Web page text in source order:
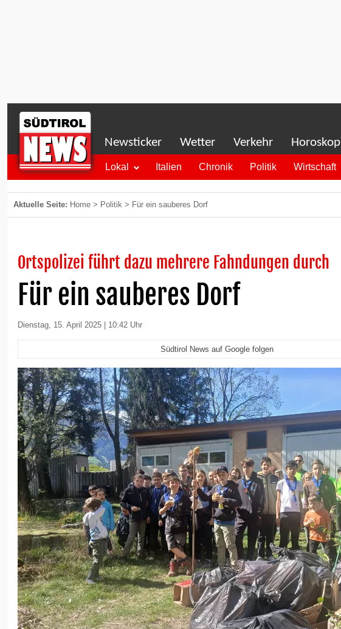
Newsticker Wetter Verkehr Horoskop
Lokal Italien Chronik Politik Wirtschaft
Aktuelle Seite: Home > Politik > Für ein sauberes Dorf
Ortspolizei führt dazu mehrere Fahndungen durch
Für ein sauberes Dorf
Dienstag, 15. April 2025 | 10:42 Uhr
Südtirol News auf Google folgen